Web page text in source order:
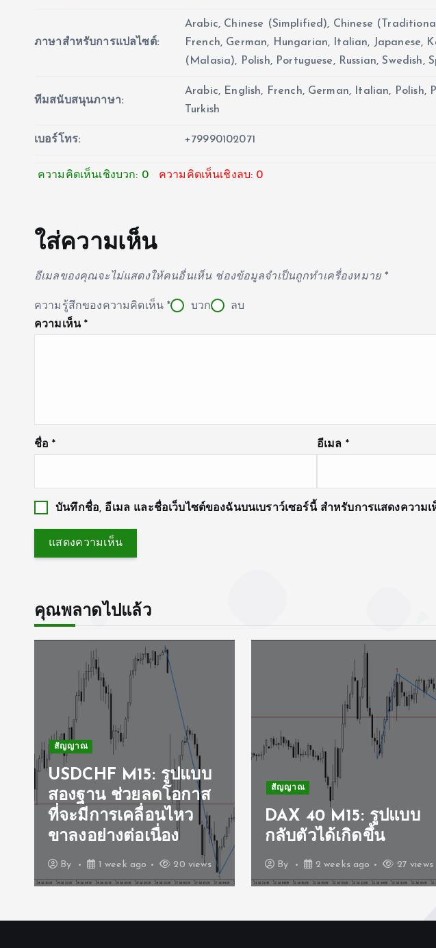
ภาษาสำหรับการแปลไซต์:
Arabic, Chinese (Simplified), Chinese
French, German, Hungarian, Italian, Japanese,
(Malasia), Polish, Portuguese, Russian, Swedish,
ทีมสนับสนุนภาษา:
Arabic, English, French, German, Italian, Polish,
Turkish
เบอร์โทร: +79990102071
ความคิดเห็นเชิงบวก: 0 ความคิดเห็นเชิงลบ: 0
ใส่ความเห็น
อีเมลของคุณจะไม่แสดงให้คนอื่นเห็น ช่องข้อมูลจำเป็นถูกทำเครื่องหมาย *
ความรู้สึกของความคิดเห็น* บวก
ลบ
ความเห็น*
ชื่อ* อีเมล *
บันทึกชื่อ, อีเมล และชื่อเว็บไซต์ของฉันบนเบราว์เซอร์นี้ สำหรับการแสดงความ
คุณพลาดไปแล้ว
สัญญาณ
USDCHF M15: รูปแบบ
สองฐาน ช่วยลดโอกาส
ที่จะมีการเคลื่อนไหว
ขาลงอย่างต่อเนื่อง
By 1 week ago 20 views
สัญญาณ
DAX 40 M15: รูปแบบ
กลับตัวได้เกิดขึ้น
By 2 weeks ago 27 views